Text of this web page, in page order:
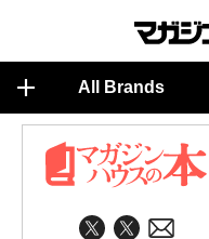
All Brands